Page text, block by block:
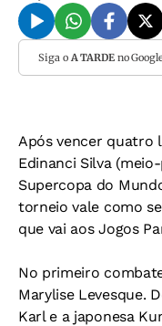
Siga o A TARDEno
Após vencer quatro
Edinanci Silva
Supercopa do
torneio vale como
que vai aos Jogos
No primeiro
Marylise Levesque.
Karl e a japonesa